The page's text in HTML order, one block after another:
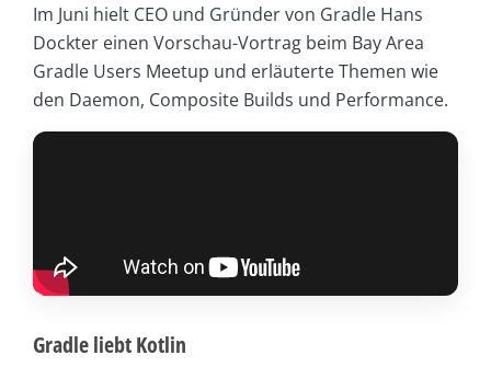
Im Juni hielt CEO und Gründer von Gradle Hans
Dockter einen Vorschau-Vortrag beim Bay Area
Gradle Users Meetup und erläuterte Themen wie
den Daemon, Composite Builds und Performance.
Gradle liebt Kotlin